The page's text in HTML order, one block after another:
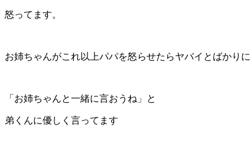
怒ってます。
お姉ちゃんがこれ以上パパを怒らせたらヤバイとばかりに
「お姉ちゃんと一緒に言おうね」と
弟くんに優しく言ってます